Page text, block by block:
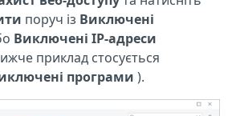
поруч із Виключені
Виключені IP-адреси
приклад стосується
програми ).